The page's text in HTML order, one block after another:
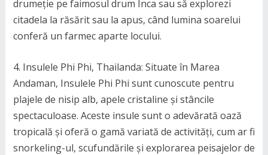
drumeție pe faimosul drum Inca sau să explorezi
citadela la răsărit sau la apus, când lumina soarelui
conferă un farmec aparte locului.
4. Insulele Phi Phi, Thailanda: Situate în Marea
Andaman, Insulele Phi Phi sunt cunoscute pentru
plajele de nisip alb, apele cristaline și stâncile
spectaculoase. Aceste insule sunt o adevărată oază
tropicală și oferă o gamă variată de activități, cum ar fi
snorkeling-ul, scufundările și explorarea peisajelor de